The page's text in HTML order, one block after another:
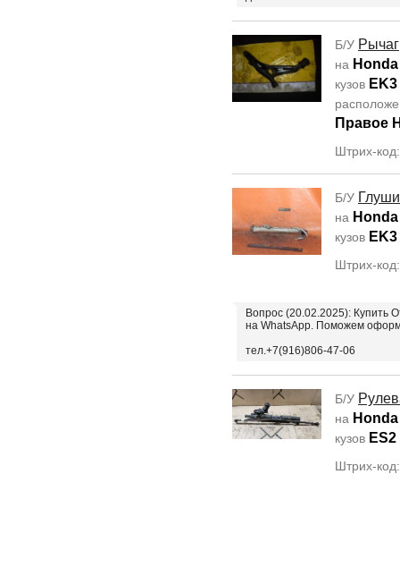
Б/У Рычаг
на
кузов EK3
Правое
Штрих-
Б/У
на
кузов EK3
Штрих-
Вопрос (20.02.2025): Купить
на WhatsApp. Поможем
тел.+7(916)806-47-06
Б/У
на
кузов ES2
Штрих-